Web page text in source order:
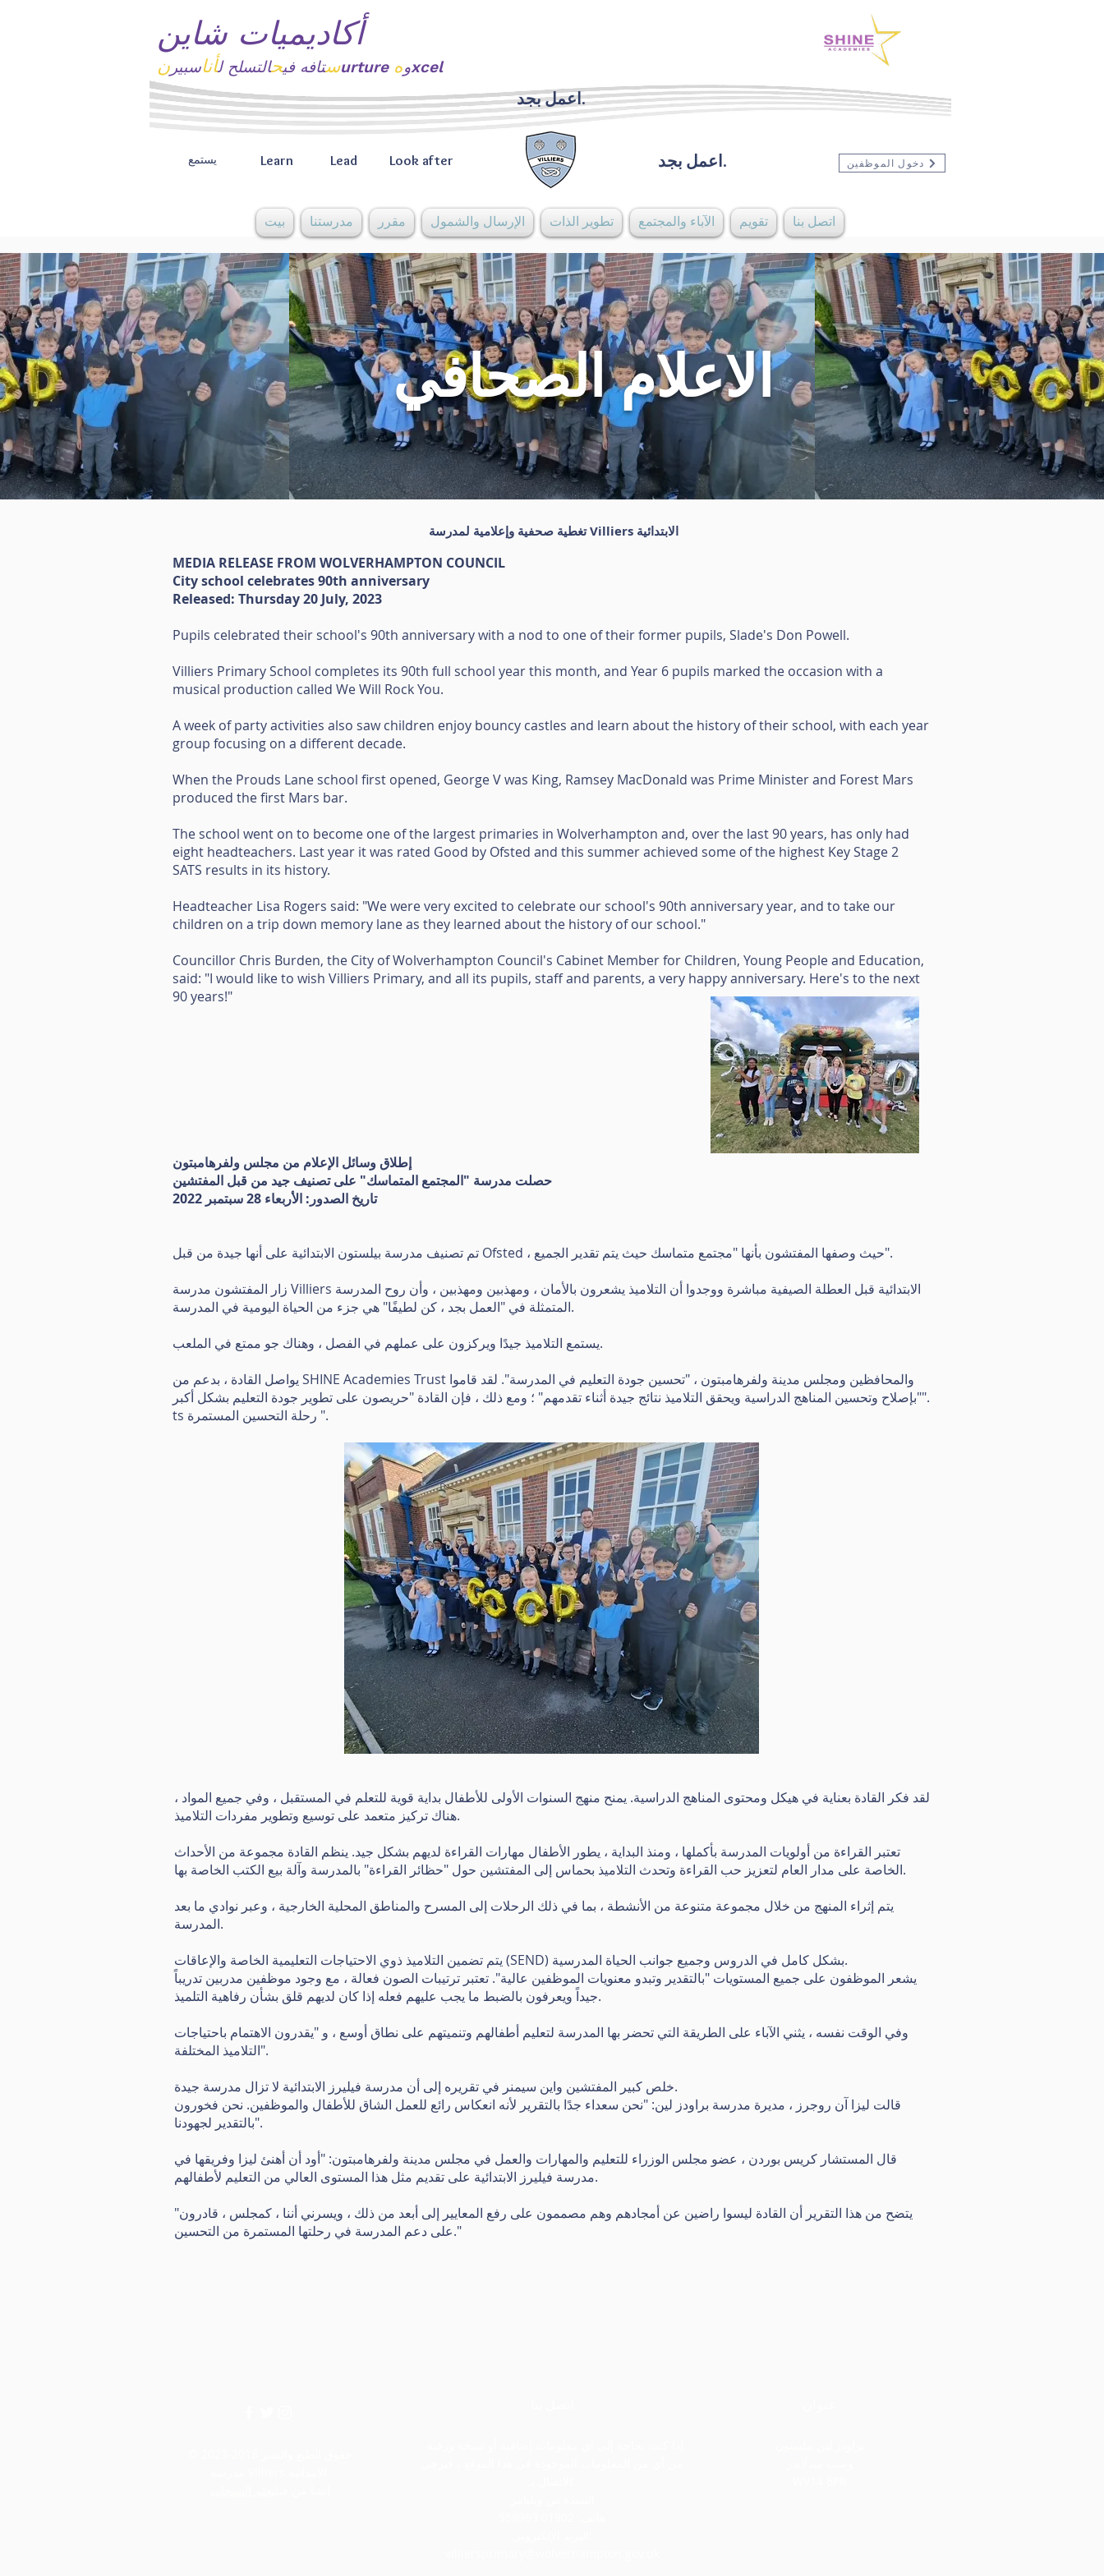
أكاديميات شاين
ستافه فيحالتسلح لأناسبير ن urture وه xcel
يستمع اعمل بجد. Learn Lead Look after دخول الموظفين
اعمل بجد.
بيت مدرستنا مقرر الإرسال والشمول تطوير الذات الآباء والمجتمع تقويم اتصل بنا
الاعلام الصحافي
تغطية صحفية وإعلامية لمدرسة Villiers الابتدائية
MEDIA RELEASE FROM WOLVERHAMPTON COUNCIL
City school celebrates 90th anniversary
Released: Thursday 20 July, 2023
Pupils celebrated their school's 90th anniversary with a nod to one of their former pupils, Slade's Don Powell.
Villiers Primary School completes its 90th full school year this month, and Year 6 pupils marked the occasion with a
musical production called We Will Rock You.
A week of party activities also saw children enjoy bouncy castles and learn about the history of their school, with each year
group focusing on a different decade.
When the Prouds Lane school first opened, George V was King, Ramsey MacDonald was Prime Minister and Forest Mars
produced the first Mars bar.
The school went on to become one of the largest primaries in Wolverhampton and, over the last 90 years, has only had
eight headteachers. Last year it was rated Good by Ofsted and this summer achieved some of the highest Key Stage 2
SATS results in its history.
Headteacher Lisa Rogers said: "We were very excited to celebrate our school's 90th anniversary year, and to take our
children on a trip down memory lane as they learned about the history of our school."
Councillor Chris Burden, the City of Wolverhampton Council's Cabinet Member for Children, Young People and Education,
said: "I would like to wish Villiers Primary, and all its pupils, staff and parents, a very happy anniversary. Here's to the next
90 years!"
إطلاق وسائل الإعلام من مجلس ولفرهامبتون
حصلت مدرسة "المجتمع المتماسك" على تصنيف جيد من قبل المفتشين
تاريخ الصدور: الأربعاء 28 سبتمبر 2022
تم تصنيف مدرسة بيلستون الابتدائية على أنها جيدة من قبل Ofsted ، حيث وصفها المفتشون بأنها "مجتمع متماسك حيث يتم تقدير الجميع".
زار المفتشون مدرسة Villiers الابتدائية قبل العطلة الصيفية مباشرة ووجدوا أن التلاميذ يشعرون بالأمان ، ومهذبين ومهذبين ، وأن روح المدرسة
المتمثلة في "العمل بجد ، كن لطيفًا" هي جزء من الحياة اليومية في المدرسة.
يستمع التلاميذ جيدًا ويركزون على عملهم في الفصل ، وهناك جو ممتع في الملعب.
يواصل القادة ، بدعم من SHINE Academies Trust والمحافظين ومجلس مدينة ولفرهامبتون ، "تحسين جودة التعليم في المدرسة". لقد قاموا
"بإصلاح وتحسين المناهج الدراسية ويحقق التلاميذ نتائج جيدة أثناء تقدمهم" ؛ ومع ذلك ، فإن القادة "حريصون على تطوير جودة التعليم بشكل أكبر".
ts رحلة التحسين المستمرة ".
لقد فكر القادة بعناية في هيكل ومحتوى المناهج الدراسية. يمنح منهج السنوات الأولى للأطفال بداية قوية للتعلم في المستقبل ، وفي جميع المواد ،
هناك تركيز متعمد على توسيع وتطوير مفردات التلاميذ.
تعتبر القراءة من أولويات المدرسة بأكملها ، ومنذ البداية ، يطور الأطفال مهارات القراءة لديهم بشكل جيد. ينظم القادة مجموعة من الأحداث
الخاصة على مدار العام لتعزيز حب القراءة وتحدث التلاميذ بحماس إلى المفتشين حول "حظائر القراءة" بالمدرسة وآلة بيع الكتب الخاصة بها.
يتم إثراء المنهج من خلال مجموعة متنوعة من الأنشطة ، بما في ذلك الرحلات إلى المسرح والمناطق المحلية الخارجية ، وعبر نوادي ما بعد
المدرسة.
يتم تضمين التلاميذ ذوي الاحتياجات التعليمية الخاصة والإعاقات (SEND) بشكل كامل في الدروس وجميع جوانب الحياة المدرسية.
يشعر الموظفون على جميع المستويات "بالتقدير وتبدو معنويات الموظفين عالية". تعتبر ترتيبات الصون فعالة ، مع وجود موظفين مدربين تدريباً
جيداً ويعرفون بالضبط ما يجب عليهم فعله إذا كان لديهم قلق بشأن رفاهية التلميذ.
وفي الوقت نفسه ، يثني الآباء على الطريقة التي تحضر بها المدرسة لتعليم أطفالهم وتنميتهم على نطاق أوسع ، و "يقدرون الاهتمام باحتياجات
التلاميذ المختلفة".
خلص كبير المفتشين واين سيمنر في تقريره إلى أن مدرسة فيليرز الابتدائية لا تزال مدرسة جيدة.
قالت ليزا آن روجرز ، مديرة مدرسة براودز لين: "نحن سعداء جدًا بالتقرير لأنه انعكاس رائع للعمل الشاق للأطفال والموظفين. نحن فخورون
بالتقدير لجهودنا".
قال المستشار كريس بوردن ، عضو مجلس الوزراء للتعليم والمهارات والعمل في مجلس مدينة ولفرهامبتون: "أود أن أهنئ ليزا وفريقها في
مدرسة فيليرز الابتدائية على تقديم مثل هذا المستوى العالي من التعليم لأطفالهم.
"يتضح من هذا التقرير أن القادة ليسوا راضين عن أمجادهم وهم مصممون على رفع المعايير إلى أبعد من ذلك ، ويسرني أننا ، كمجلس ، قادرون
على دعم المدرسة في رحلتها المستمرة من التحسين."